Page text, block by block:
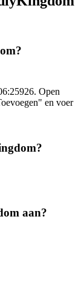
Open
en voer
aan?